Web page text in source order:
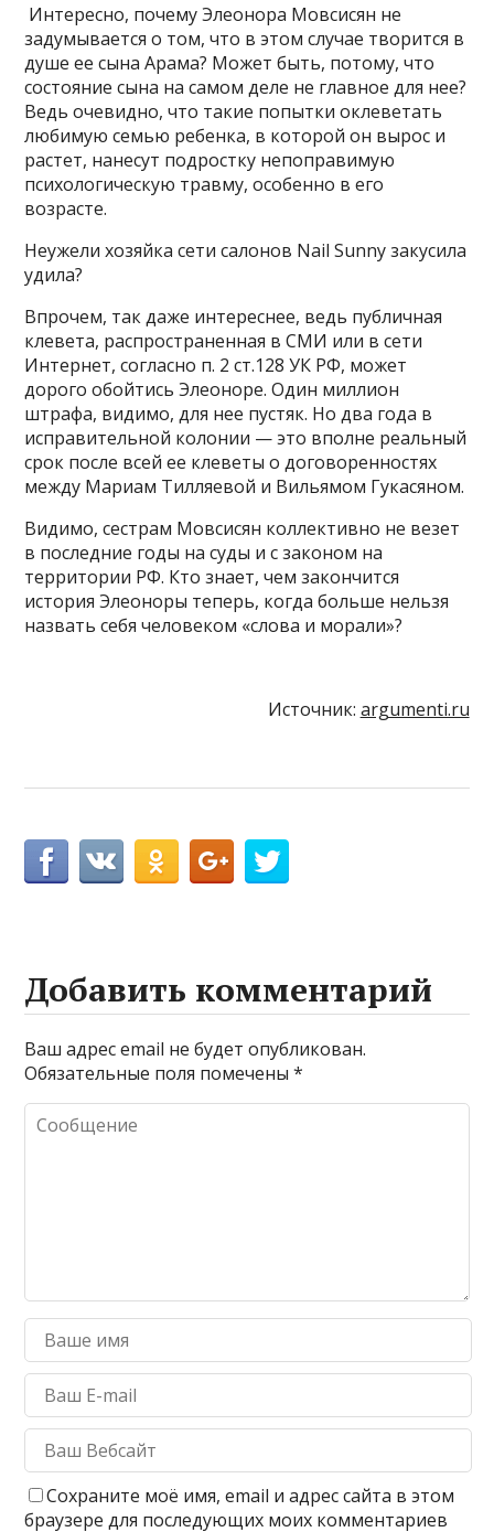
Интересно, почему Элеонора Мовсисян не
задумывается о том, что в этом случае творится в
душе ее сына Арама? Может быть, потому, что
состояние сына на самом деле не главное для нее?
Ведь очевидно, что такие попытки оклеветать
любимую семью ребенка, в которой он вырос и
растет, нанесут подростку непоправимую
психологическую травму, особенно в его
возрасте.
Неужели хозяйка сети салонов Nail Sunny закусила
удила?
Впрочем, так даже интереснее, ведь публичная
клевета, распространенная в СМИ или в сети
Интернет, согласно п. 2 ст.128 УК РФ, может
дорого обойтись Элеоноре. Один миллион
штрафа, видимо, для нее пустяк. Но два года в
исправительной колонии — это вполне реальный
срок после всей ее клеветы о договоренностях
между Мариам Тилляевой и Вильямом Гукасяном.
Видимо, сестрам Мовсисян коллективно не везет
в последние годы на суды и с законом на
территории РФ. Кто знает, чем закончится
история Элеоноры теперь, когда больше нельзя
назвать себя человеком «слова и морали»?
Источник: argumenti.ru
Добавить комментарий
Ваш адрес email не будет опубликован.
Обязательные поля помечены*
Сохраните моё имя, email и адрес сайта в этом
браузере для последующих моих комментариев